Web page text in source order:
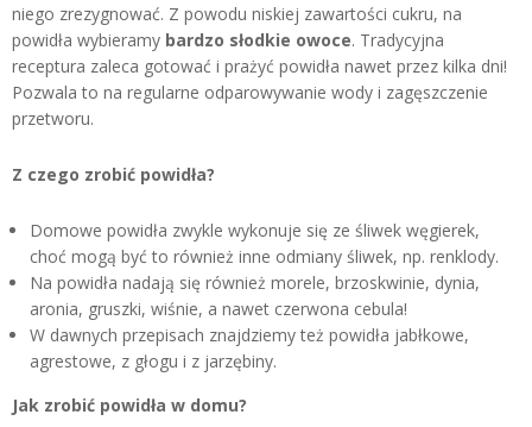
niego zrezygnować. Z powodu niskiej zawartości cukru, na
powidła wybieramy bardzo słodkie owoce. Tradycyjna
receptura zaleca gotować i prażyć powidła nawet przez kilka dni!
Pozwala to na regularne odparowywanie wody i zagęszczenie
przetworu.
Z czego zrobić powidła?
Domowe powidła zwykle wykonuje się ze śliwek węgierek,
choć mogą być to również inne odmiany śliwek, np. renklody.
Na powidła nadają się również morele, brzoskwinie, dynia,
aronia, gruszki, wiśnie, a nawet czerwona cebula!
W dawnych przepisach znajdziemy też powidła jabłkowe,
agrestowe, z głogu i z jarzębiny.
Jak zrobić powidła w domu?